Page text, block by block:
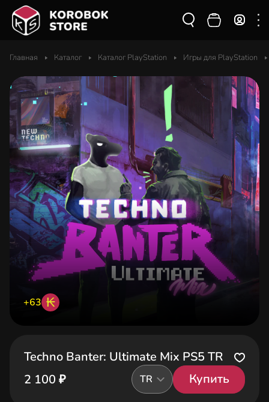
Главная Каталог Каталог PlayStation Игры для PlayStation
+63 ₭
Techno Banter: Ultimate Mix PS5 TR
2 100 ₽
TR Купить